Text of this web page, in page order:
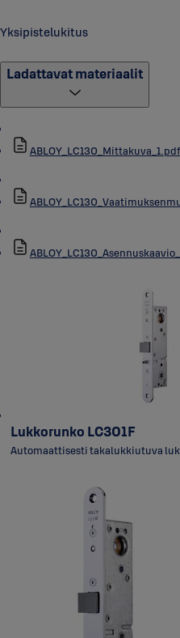
Yksipistelukitus
Ladattavat materiaalit
ABLOY_LC130_Mittakuva_1.pdf
Lukkorunko LC301F
Automaattisesti takalukkiutuva